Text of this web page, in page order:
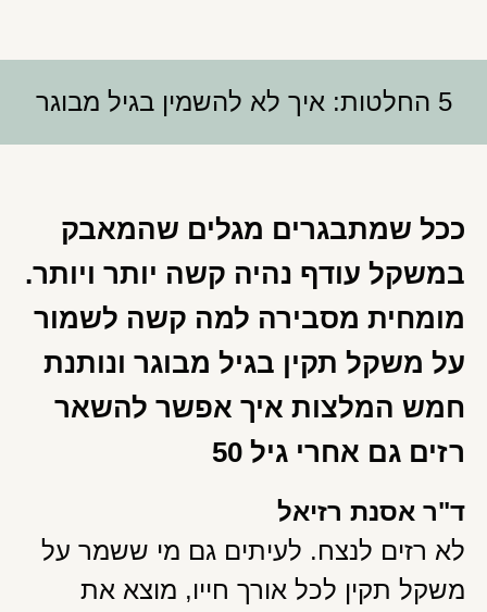
5 החלטות: איך לא להשמין בגיל מבוגר
ככל שמתבגרים מגלים שהמאבק
במשקל עודף נהיה קשה יותר ויותר.
מומחית מסבירה למה קשה לשמור
על משקל תקין בגיל מבוגר ונותנת
חמש המלצות איך אפשר להשאר
רזים גם אחרי גיל 50
ד"ר אסנת רזיאל
לא רזים לנצח. לעיתים גם מי ששמר על
משקל תקין לכל אורך חייו, מוצא את